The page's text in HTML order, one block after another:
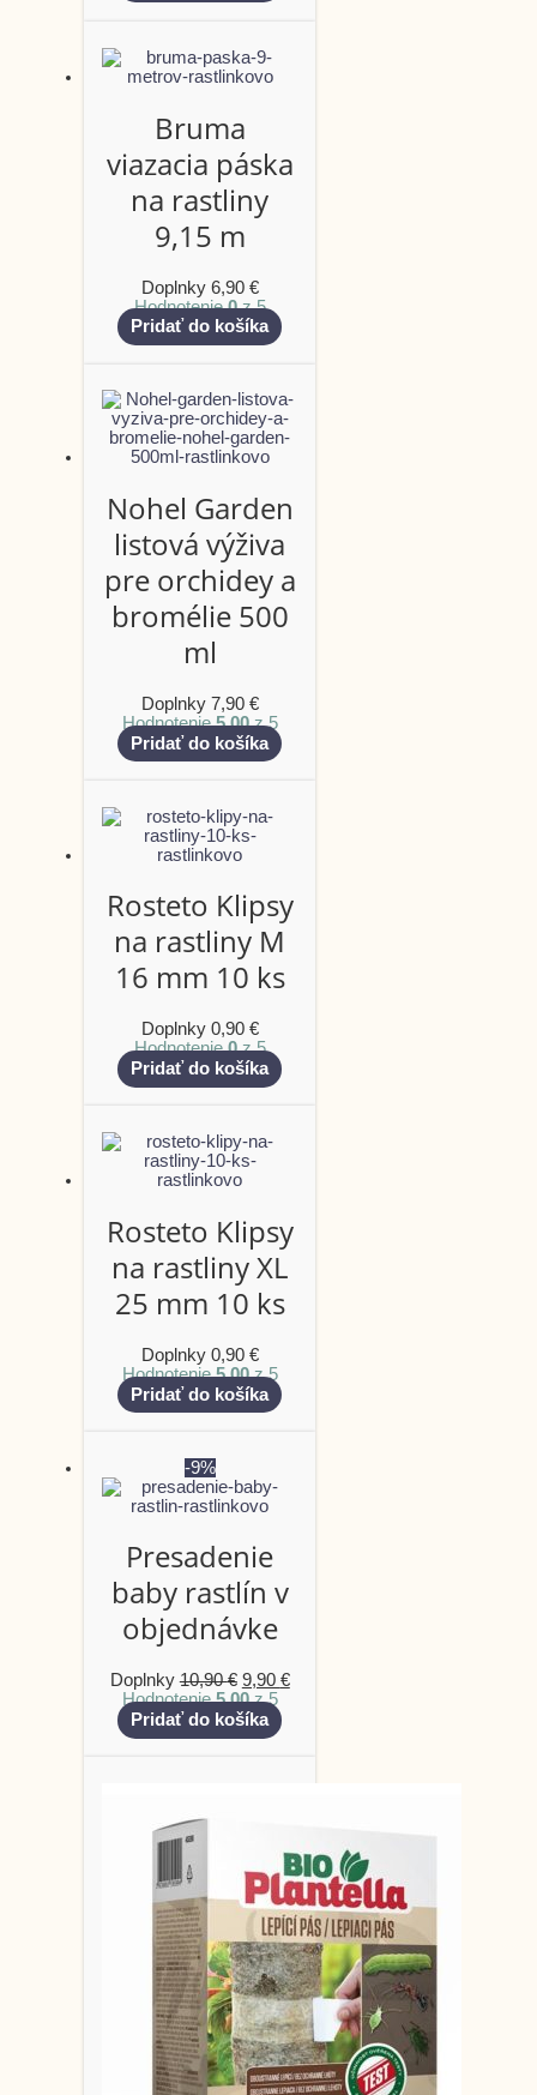
Bruma
viazacia páska
na rastliny
9,15 m
Doplnky 6,90 €
Hodnotenie0z 5
Pridať do košíka
Nohel Garden
listová výživa
pre orchidey a
bromélie 500
ml
Doplnky 7,90 €
Hodnotenie5.00z 5
Pridať do košíka
Rosteto Klipsy
na rastliny M
16 mm 10 ks
Doplnky 0,90 €
Hodnotenie0z 5
Pridať do košíka
Rosteto Klipsy
na rastliny XL
25 mm 10 ks
Doplnky 0,90 €
Hodnotenie5.00z 5
Pridať do košíka
-9%
Presadenie
baby rastlín v
objednávke
Doplnky10,90€ 9,90 €
Hodnotenie5.00z 5
Pridať do košíka